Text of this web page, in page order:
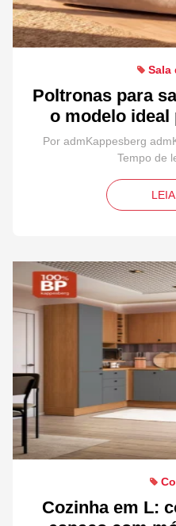
Sala
Poltronas para
o modelo ideal
Por admKappesberg
Cozinha em L: